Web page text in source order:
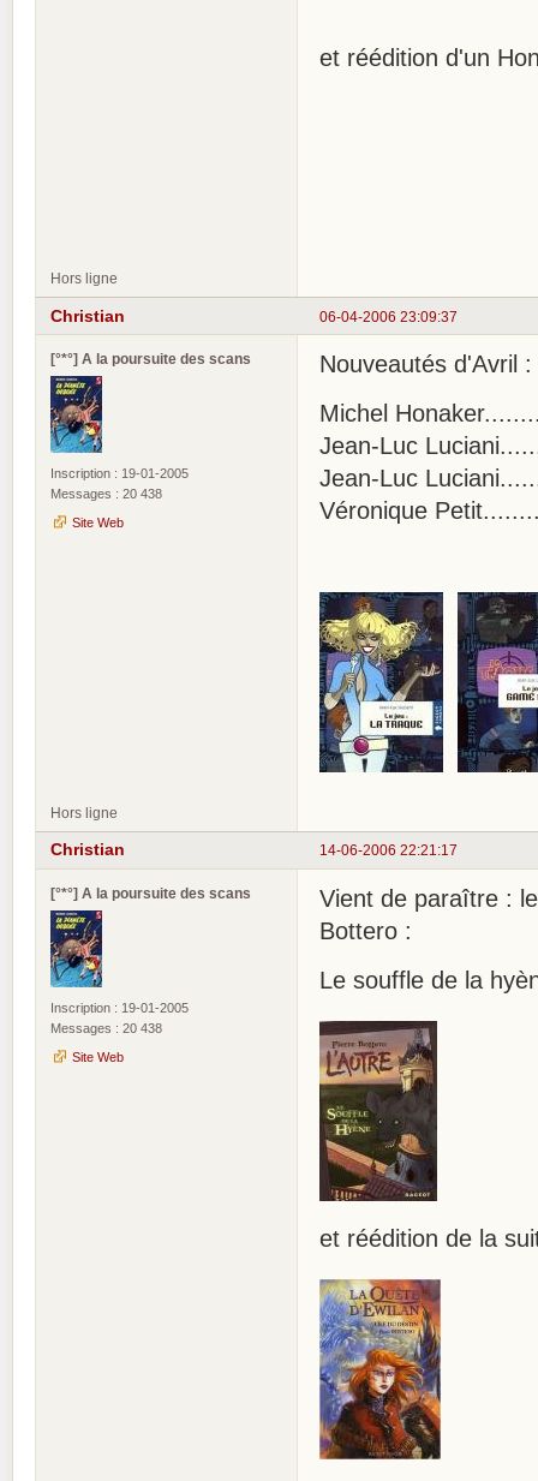
et réédition d'un
Hors ligne
06-04-2006 23:09:37
Christian
[°*°] A la poursuite des scans
Inscription : 19-01-2005
Messages : 20 438
Site Web
Nouveautés d'Avril :
Michel
Jean-Luc
Jean-Luc
Véronique
Hors ligne
14-06-2006 22:21:17
Christian
[°*°] A la poursuite des scans
Inscription : 19-01-2005
Messages : 20 438
Site Web
Vient de paraître :
Bottero :
Le souffle de la
et réédition de la